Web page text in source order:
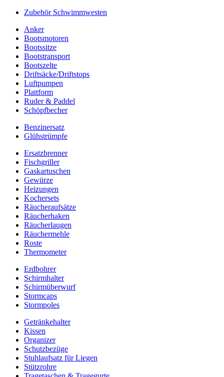
Zubehör Schwimmwesten
Anker
Bootsmotoren
Bootssitze
Bootstransport
Bootszelte
Driftsäcke/Driftstops
Luftpumpen
Plattform
Ruder & Paddel
Schöpfbecher
Benzinersatz
Glühstrümpfe
Ersatzbrenner
Fischgriller
Gaskartuschen
Gewürze
Heizungen
Kochersets
Räucheraufsätze
Räucherhaken
Räucherlaugen
Räuchermehle
Roste
Thermometer
Erdbohrer
Schirmhalter
Schirmüberwurf
Stormcaps
Stormpoles
Getränkehalter
Kissen
Organizer
Schutzbezüge
Stuhlaufsatz für Liegen
Stützrohre